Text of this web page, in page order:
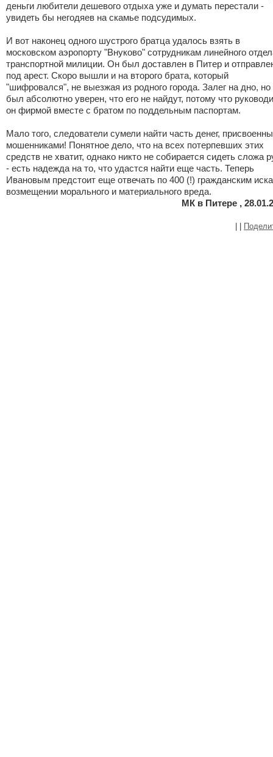
деньги любители дешевого отдыха уже и думать перестали -
увидеть бы негодяев на скамье подсудимых.
И вот наконец одного шустрого братца удалось взять в
московском аэропорту "Внуково" сотрудникам линейного
транспортной милиции. Он был доставлен в Питер и
под арест. Скоро вышли и на второго брата, который
"шифровался", не выезжая из родного города. Залег на дно, но
был абсолютно уверен, что его не найдут, потому что
он фирмой вместе с братом по поддельным паспортам.
Мало того, следователи сумели найти часть денег,
мошенниками! Понятное дело, что на всех потерпевших этих
средств не хватит, однако никто не собирается сидеть сложа
- есть надежда на то, что удастся найти еще часть. Теперь
Ивановым предстоит еще отвечать по 400 (!) гражданским
возмещении морального и материального вреда.
МК в Питере ,